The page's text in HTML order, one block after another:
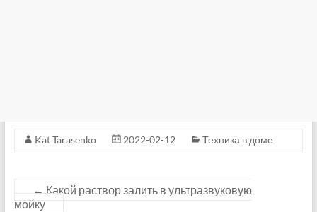
Kat Tarasenko 2022-02-12 Техника в доме
← Какой раствор залить в ультразвуковую
мойку